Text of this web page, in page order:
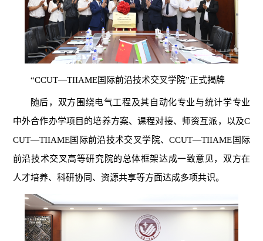
“CCUT—TIIAME国际前沿技术交叉学院”正式揭牌
随后，双方围绕电气工程及其自动化专业与统计学专业
中外合作办学项目的培养方案、课程对接、师资互派，以及C
CUT—TIIAME国际前沿技术交叉学院、CCUT—TIIAME国际
前沿技术交叉高等研究院的总体框架达成一致意见，双方在
人才培养、科研协同、资源共享等方面达成多项共识。